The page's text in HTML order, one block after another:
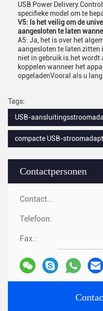
Contactpersonen
Contactpersonen:
Telefoon:
Fax.:
USB Power
specifieke model om te
V5: Is het veilig om de
aangesloten te laten
A5: Ja, het is over het
aangesloten te laten zitten
niet in gebruik is.het wordt
koppelen wanneer het
opgeladenVooral als u lang
Tags:
USB-
compacte USB-